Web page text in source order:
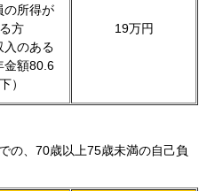
の所得が
方
入のある
金額80.6
）
19万円
の、70歳以上75歳未満の自己負